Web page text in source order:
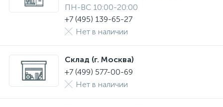
ПН-ВС 10:00-20:00
+7 (495) 139-65-27
Нет в наличии
Склад (г. Москва)
+7 (499) 577-00-69
Нет в наличии